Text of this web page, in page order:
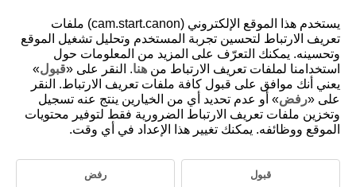
D292-115
التقاط إطار فيلم بدقة 4K
من خلال الأفلام بدقة 4K، يمكنك تحديد إطارات فردية لحفظها كملفات صور
يستخدم هذا الموقع الإلكتروني (cam.start.canon) ملفات
تعريف الارتباط لتحسين تجربة المستخدم وتحليل تشغيل الموقع
وتحسينه. يمكنك التعرّف على المزيد من المعلومات حول
استخدامنا لملفات تعريف الارتباط من هنا. النقر على «قبول»
يعني أنك موافق على قبول كافة ملفات تعريف الارتباط. النقر
على «رفض» أو عدم تحديد أي من الخيارين ينتج عنه تسجيل
وتخزين ملفات تعريف الارتباط الضرورية فقط لتوفير محتويات
الموقع ووظائفه. يمكنك تغيير هذا الإعداد في أي وقت.
قبول رفض